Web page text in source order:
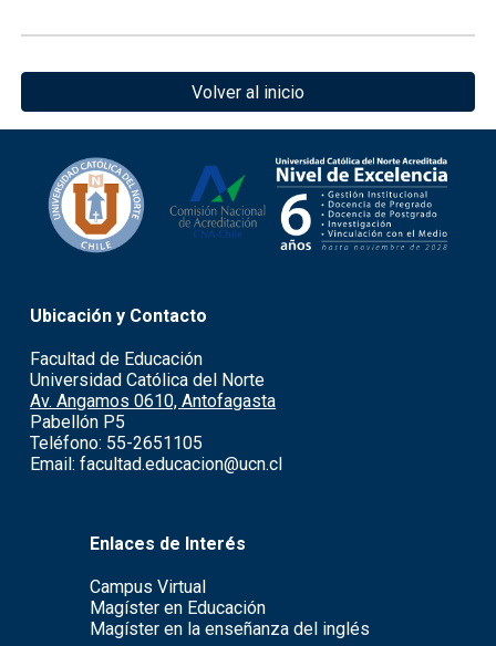
Volver al inicio
Ubicación y Contacto
Facultad de Educación
Universidad Católica del Norte
Av. Angamos 0610, Antofagasta
Pabellón P5
Teléfono: 55-2651105
Email: facultad.educacion@ucn.cl
Enlaces de Interés
Campus Virtual
Magíster en Educación
Magíster en la enseñanza del inglés